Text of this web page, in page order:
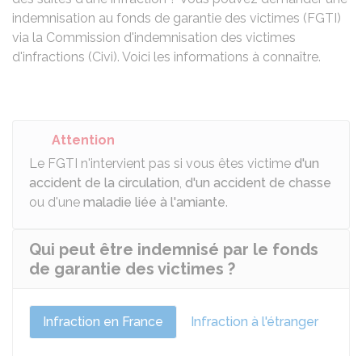
indemnisation au fonds de garantie des victimes (FGTI)
via la Commission d'indemnisation des victimes
d'infractions (Civi). Voici les informations à connaître.
Attention
Le FGTI n'intervient pas si vous êtes victime d'un
accident de la circulation, d'un accident de chasse
ou d'une maladie liée à l'amiante.
Qui peut être indemnisé par le fonds
de garantie des victimes ?
Infraction en France Infraction à l'étranger